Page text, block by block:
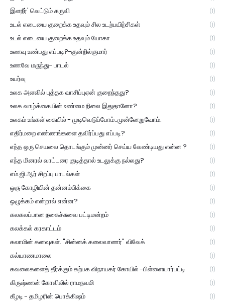
இளநீர்' வெட்டும் கருவி (1)
உடல் எடையை குறைக்க உதவும் சில உடற்பயிற்சிகள் (1)
உடல் எடையை குறைக்க உதவும் யோகா (1)
உணவு உண்பது எப்படி?-குன்றில்குமார் (1)
உணவே மருந்து- பாடல் (1)
உயர்வு (1)
உலக அளவில் புத்தக வாசிப்புஏன் குறைந்தது? (1)
உலக வாழ்க்கையின் உண்மை நிலை இதுதானோ? (1)
உலகம் உங்கள் கையில் - முடிவெடுப்போம்..முன்னேறுவோம். (1)
எதிர்மறை எண்ணங்களை தவிர்ப்பது எப்படி? (1)
எந்த ஒரு செயலை தொடங்கும் முன்னர் செய்ய வேண்டியது என்ன ? (1)
எந்த மினரல் வாட்டரை குடித்தால் உடலுக்கு நல்லது? (1)
எம்.ஜி.ஆர் சிறப்பு பாடல்கள் (1)
ஒரு கோழியின் தன்னம்பிக்கை (1)
ஒழுக்கம் என்றால் என்ன? (1)
கலகலப்பான நகைச்சுவை பட்டிமன்றம் (1)
கலக்கல் கரகாட்டம் (1)
கலாமின் கனவுகள். "சின்னக் கலைவாணர்" விவேக் (1)
கல்யாணமாலை (1)
கவலைகளைத் தீர்க்கும் கற்பக விநாயகர் கோயில் -பிள்ளையார்பட்டி (1)
கிருஷ்ணன் கோவிலில் ராமநவமி (1)
கீழடி - தமிழரின் பொக்கிஷம் (1)